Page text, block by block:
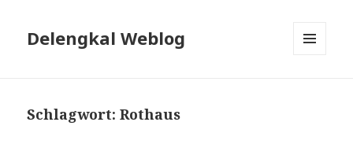
Delengkal Weblog
Schlagwort:Rothaus